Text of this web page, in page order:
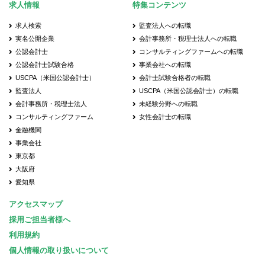
求人情報
求人検索
実名公開企業
公認会計士
公認会計士試験合格
USCPA（米国公認会計士）
監査法人
会計事務所・税理士法人
コンサルティングファーム
金融機関
事業会社
東京都
大阪府
愛知県
特集コンテンツ
監査法人への転職
会計事務所・税理士法人への転職
コンサルティングファームへの転職
事業会社への転職
会計士試験合格者の転職
USCPA（米国公認会計士）の転職
未経験分野への転職
女性会計士の転職
アクセスマップ
採用ご担当者様へ
利用規約
個人情報の取り扱いについて